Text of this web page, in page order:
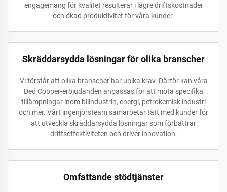
engagemang för kvalitet resulterar i lägre driftskostnader
och ökad produktivitet för våra kunder.
Skräddarsydda lösningar för olika branscher
Vi förstår att olika branscher har unika krav. Därför kan våra
Ded Copper-erbjudanden anpassas för att möta specifika
tillämpningar inom bilindustrin, energi, petrokemisk industri
och mer. Vårt ingenjörsteam samarbetar tätt med kunder för
att utveckla skräddarsydda lösningar som förbättrar
driftseffektiviteten och driver innovation.
Omfattande stödtjänster